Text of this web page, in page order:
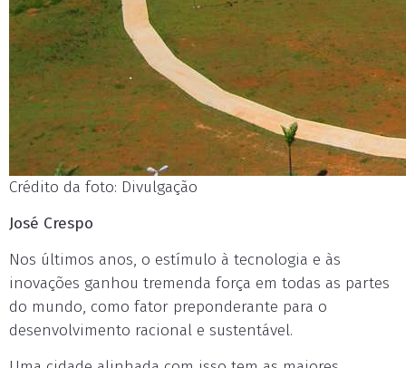
Crédito da foto: Divulgação
José Crespo
Nos últimos anos, o estímulo à tecnologia e às
inovações ganhou tremenda força em todas as partes
do mundo, como fator preponderante para o
desenvolvimento racional e sustentável.